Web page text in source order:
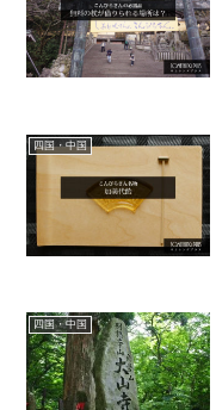
四国・中国
四国・中国